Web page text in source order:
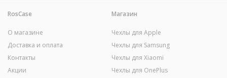
RosCase
О магазине
Доставка и оплата
Контакты
Акции
Магазин
Чехлы для Apple
Чехлы для Samsung
Чехлы для Xiaomi
Чехлы для OnePlus